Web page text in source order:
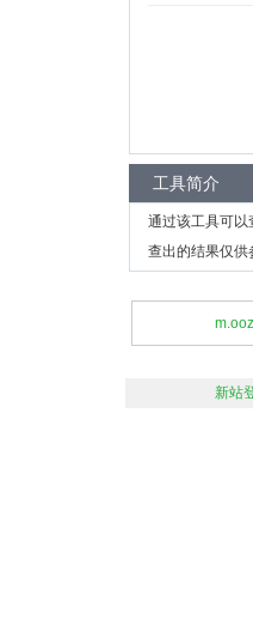
工具简介
通过该工具可以
查出的结果仅供
新站